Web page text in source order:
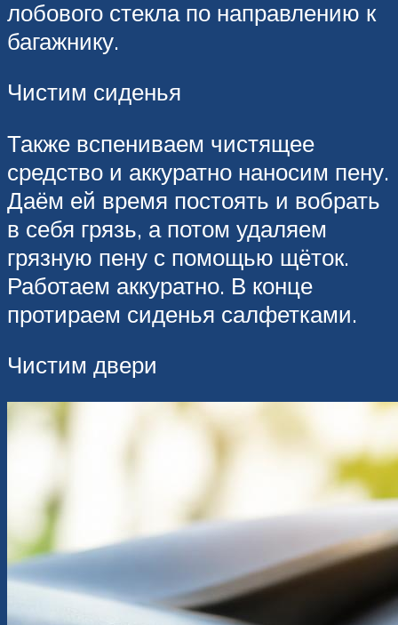
лобового стекла по направлению к
багажнику.
Чистим сиденья
Также вспениваем чистящее
средство и аккуратно наносим пену.
Даём ей время постоять и вобрать
в себя грязь, а потом удаляем
грязную пену с помощью щёток.
Работаем аккуратно. В конце
протираем сиденья салфетками.
Чистим двери